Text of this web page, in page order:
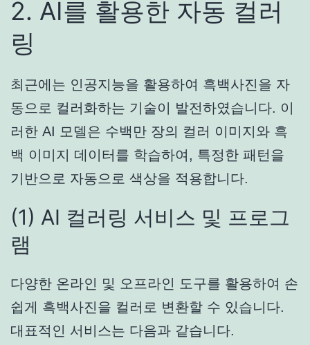
2. AI를 활용한 자동 컬러
링
최근에는 인공지능을 활용하여 흑백사진을 자
동으로 컬러화하는 기술이 발전하였습니다. 이
러한 AI 모델은 수백만 장의 컬러 이미지와 흑
백 이미지 데이터를 학습하여, 특정한 패턴을
기반으로 자동으로 색상을 적용합니다.
(1) AI 컬러링 서비스 및 프로그
램
다양한 온라인 및 오프라인 도구를 활용하여 손
쉽게 흑백사진을 컬러로 변환할 수 있습니다.
대표적인 서비스는 다음과 같습니다.